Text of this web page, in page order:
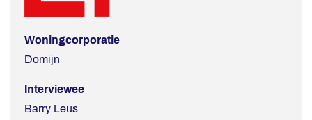
Woningcorporatie
Domijn
Interviewee
Barry Leus